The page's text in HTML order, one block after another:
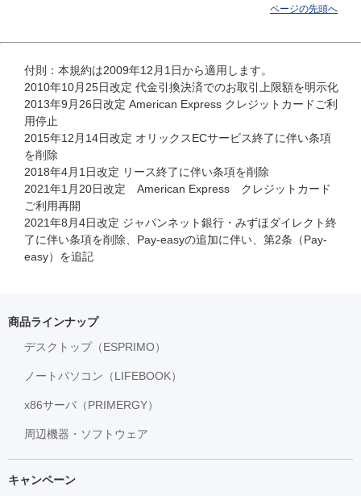
ページの先頭へ
付則：本規約は2009年12月1日から適用します。
2010年10月25日改定 代金引換決済でのお取引上限額を明示化
2013年9月26日改定 American Express クレジットカードご利
用停止
2015年12月14日改定 オリックスECサービス終了に伴い条項
を削除
2018年4月1日改定 リース終了に伴い条項を削除
2021年1月20日改定 American Express クレジットカード
ご利用再開
2021年8月4日改定 ジャパンネット銀行・みずほダイレクト終
了に伴い条項を削除、Pay-easyの追加に伴い、第2条（Pay-
easy）を追記
商品ラインナップ
デスクトップ（ESPRIMO）
ノートパソコン（LIFEBOOK）
x86サーバ（PRIMERGY）
周辺機器・ソフトウェア
キャンペーン